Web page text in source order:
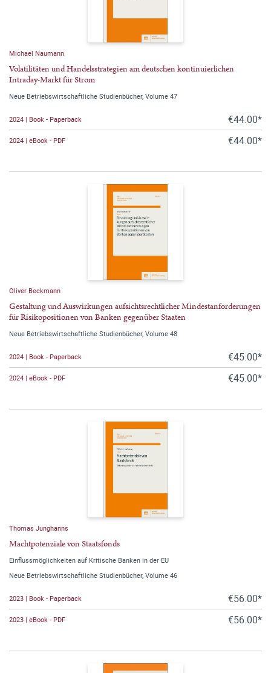
Michael Naumann
Volatilitäten und Handelsstrategien am deutschen kontinuierlichen
Intraday-Markt für Strom
Neue Betriebswirtschaftliche Studienbücher, Volume 47
2024 | Book - Paperback €44.00*
2024 | eBook - PDF €44.00*
Oliver Beckmann
Gestaltung und Auswirkungen aufsichtsrechtlicher Mindestanforderungen
für Risikopositionen von Banken gegenüber Staaten
Neue Betriebswirtschaftliche Studienbücher, Volume 48
2024 | Book - Paperback €45.00*
2024 | eBook - PDF €45.00*
Thomas Junghanns
Machtpotenziale von Staatsfonds
Einflussmöglichkeiten auf Kritische Banken in der EU
Neue Betriebswirtschaftliche Studienbücher, Volume 46
2023 | Book - Paperback €56.00*
2023 | eBook - PDF €56.00*